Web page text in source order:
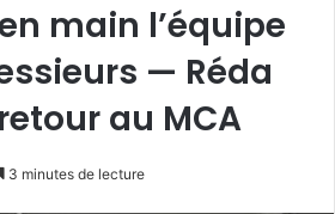
main l’équipe
— Réda
au MCA
3 minutes de lecture